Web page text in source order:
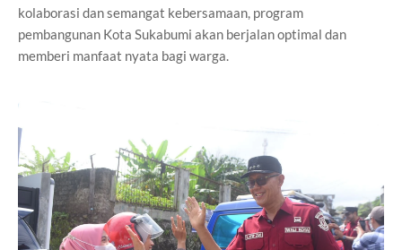
kolaborasi dan semangat kebersamaan, program
pembangunan Kota Sukabumi akan berjalan optimal dan
memberi manfaat nyata bagi warga.